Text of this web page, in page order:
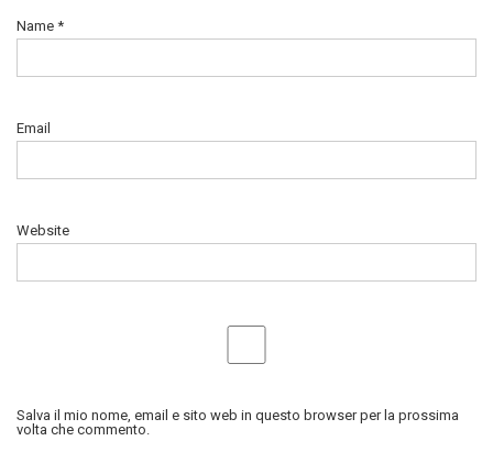
Name *
Email
Website
Salva il mio nome, email e sito web in questo browser per la prossima
volta che commento.